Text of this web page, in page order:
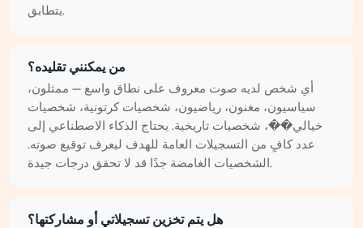
يتطابق.
من يمكنني تقليده؟
أي شخص لديه صوت معروف على نطاق واسع — ممثلون،
سياسيون، مغنون، رياضيون، شخصيات كرتونية، شخصيات
خيالي��، شخصيات تاريخية. يحتاج الذكاء الاصطناعي إلى
عدد كافٍ من التسجيلات العامة للهدف ليعرف توقيع صوته.
الشخصيات الغامضة جدًا قد لا تحقق درجات جيدة.
هل يتم تخزين تسجيلاتي أو مشاركتها؟